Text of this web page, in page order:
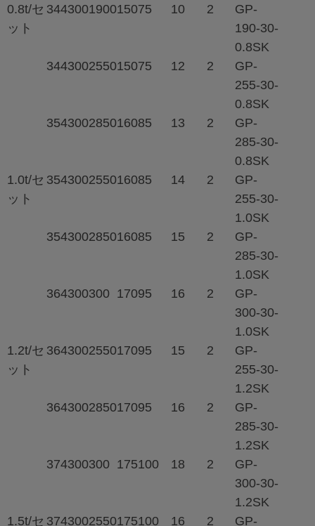
0.8t/セ
ット
344300190015075 10 2
GP-
190-30-
0.8SK
344300255015075 12 2
GP-
255-30-
0.8SK
354300285016085 13 2
GP-
285-30-
0.8SK
1.0t/セ
ット
354300255016085 14 2
GP-
255-30-
1.0SK
354300285016085 15 2
GP-
285-30-
1.0SK
364300300 17095 16 2
GP-
300-30-
1.0SK
1.2t/セ
ット
364300255017095 15 2
GP-
255-30-
1.2SK
364300285017095 16 2
GP-
285-30-
1.2SK
374300300 175100 18 2
GP-
300-30-
1.2SK
1.5t/セ 3743002550175100 16 2 GP-